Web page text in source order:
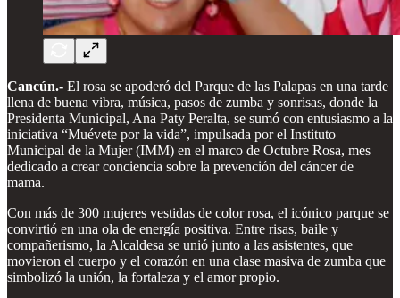
Cancún.- El rosa se apoderó del Parque de las Palapas en una tarde
llena de buena vibra, música, pasos de zumba y sonrisas, donde la
Presidenta Municipal, Ana Paty Peralta, se sumó con entusiasmo a la
iniciativa “Muévete por la vida”, impulsada por el Instituto
Municipal de la Mujer (IMM) en el marco de Octubre Rosa, mes
dedicado a crear conciencia sobre la prevención del cáncer de
mama.
Con más de 300 mujeres vestidas de color rosa, el icónico parque se
convirtió en una ola de energía positiva. Entre risas, baile y
compañerismo, la Alcaldesa se unió junto a las asistentes, que
movieron el cuerpo y el corazón en una clase masiva de zumba que
simbolizó la unión, la fortaleza y el amor propio.